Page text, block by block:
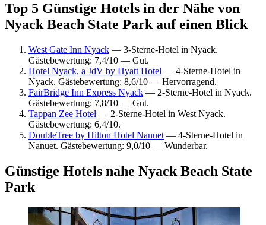
Top 5 Günstige Hotels in der Nähe von
Nyack Beach State Park auf einen Blick
West Gate Inn Nyack — 3-Sterne-Hotel in Nyack.
Gästebewertung: 7,4/10 — Gut.
Hotel Nyack, a JdV by Hyatt Hotel — 4-Sterne-Hotel in
Nyack. Gästebewertung: 8,6/10 — Hervorragend.
FairBridge Inn Express Nyack — 2-Sterne-Hotel in Nyack.
Gästebewertung: 7,8/10 — Gut.
Tappan Zee Hotel — 2-Sterne-Hotel in West Nyack.
Gästebewertung: 6,4/10.
DoubleTree by Hilton Hotel Nanuet — 4-Sterne-Hotel in
Nanuet. Gästebewertung: 9,0/10 — Wunderbar.
Günstige Hotels nahe Nyack Beach State
Park